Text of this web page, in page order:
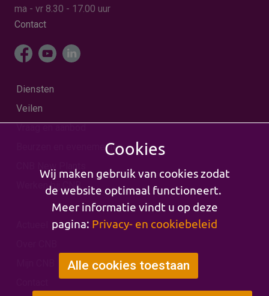
ma - vr 8.30 - 17.00 uur
Contact
Diensten
Veilen
Beurzen en evenementen
CNB New Plants
Werken bij CNB
Cookies
Wij maken gebruik van cookies zodat
de website optimaal functioneert.
Meer informatie vindt u op deze
pagina: Privacy- en cookiebeleid
Alle cookies toestaan